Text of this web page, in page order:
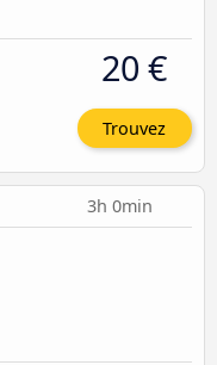
20 €
Trouvez
3h 0min